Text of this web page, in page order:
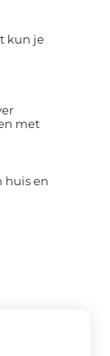
kun je
met
huis en